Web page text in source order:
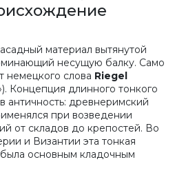
материал вытянутой
несущую балку. Само
немецкого слова Riegel
Концепция длинного тонкого
античность: древнеримский
при возведении
от складов до крепостей. Во
и Византии эта тонкая
основным кладочным